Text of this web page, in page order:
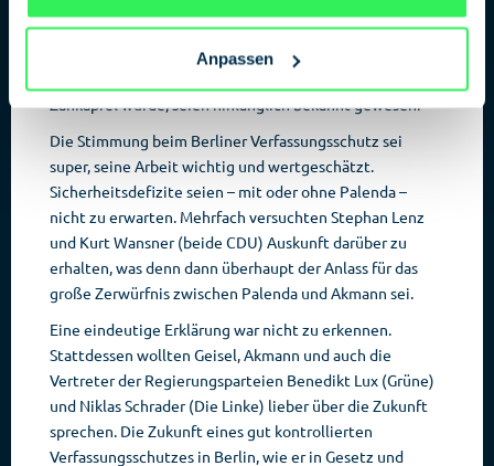
Anpassen
große Überraschung, die Palendas Versetzungsgesuch
ausgelöst habe. Alle Maßnahmen rund um das neu
Zankapfel wurde, seien hinlänglich bekannt gewesen.
Die Stimmung beim Berliner Verfassungsschutz sei
super, seine Arbeit wichtig und wertgeschätzt.
Sicherheitsdefizite seien – mit oder ohne Palenda –
nicht zu erwarten. Mehrfach versuchten Stephan Lenz
und Kurt Wansner (beide CDU) Auskunft darüber zu
erhalten, was denn dann überhaupt der Anlass für das
große Zerwürfnis zwischen Palenda und Akmann sei.
Eine eindeutige Erklärung war nicht zu erkennen.
Stattdessen wollten Geisel, Akmann und auch die
Vertreter der Regierungsparteien Benedikt Lux (Grüne)
und Niklas Schrader (Die Linke) lieber über die Zukunft
sprechen. Die Zukunft eines gut kontrollierten
Verfassungsschutzes in Berlin, wie er in Gesetz und